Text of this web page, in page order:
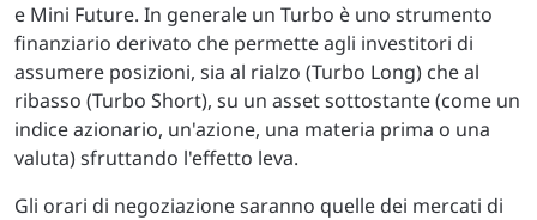
e Mini Future. In generale un Turbo è uno strumento
finanziario derivato che permette agli investitori di
assumere posizioni, sia al rialzo (Turbo Long) che al
ribasso (Turbo Short), su un asset sottostante (come un
indice azionario, un'azione, una materia prima o una
valuta) sfruttando l'effetto leva.
Gli orari di negoziazione saranno quelle dei mercati di